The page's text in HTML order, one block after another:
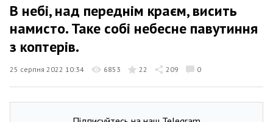
В небі, над переднім краєм, висить
намисто. Таке собі небесне павутиння
з коптерів.
25 серпня 2022 10:34 6853 22 209 0